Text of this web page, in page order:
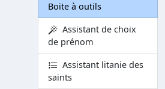
Boite à outils
Assistant de choix
de prénom
Assistant litanie des
saints